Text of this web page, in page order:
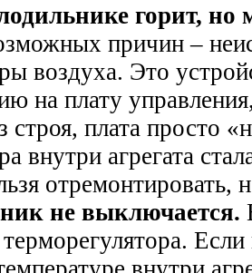
горит, но
причин –
воздуха. Это
на плату
строя, плата просто
внутри агрегата
отремонтировать,
не выключается.
Если